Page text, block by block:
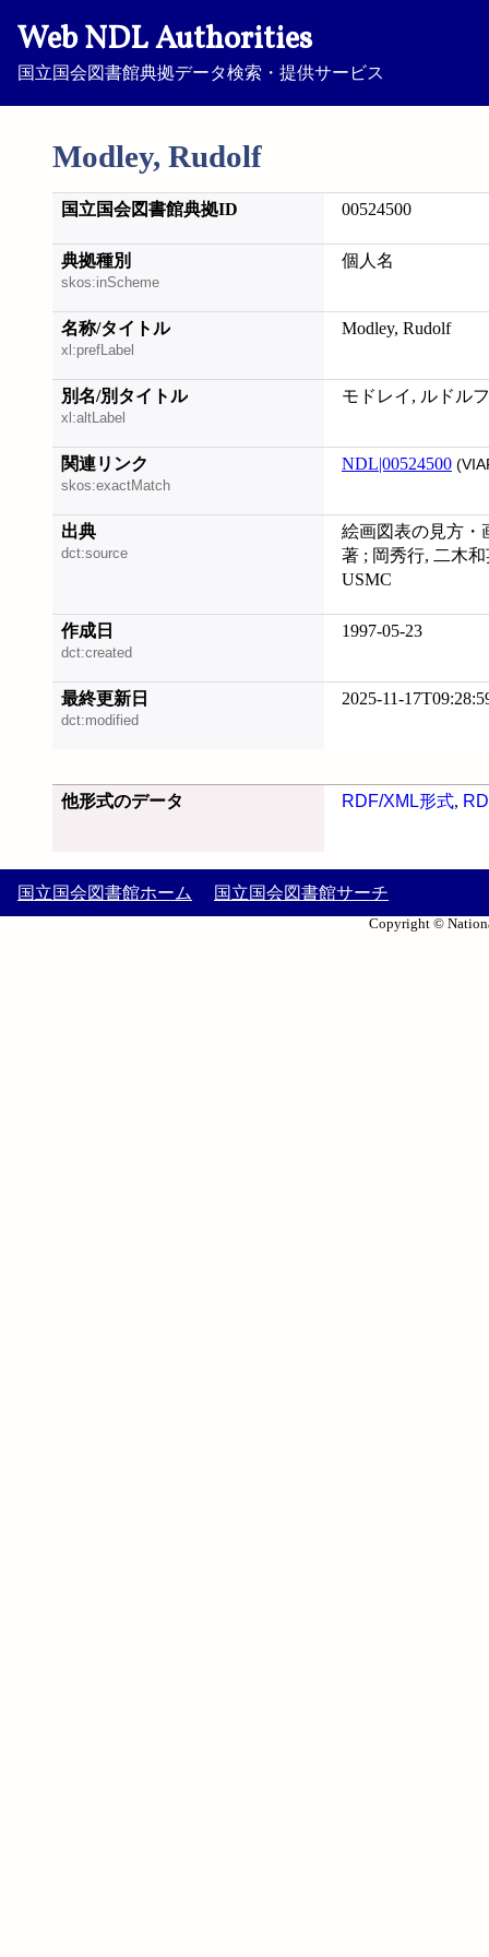
Web NDL Authorities
国立国会図書館典拠データ検索・提供サービス
Modley, Rudolf
国立国会図書館典拠ID 00524500
典拠種別
skos:inScheme
個人名
名称/タイトル
xl:prefLabel
Modley, Rudolf
別名/別タイトル
xl:altLabel
モドレイ, ルドル
関連リンク
skos:exactMatch
NDL|00524500
出典
dct:source
絵画図表の見方・
著 ; 岡秀行, 二木
USMC
作成日
dct:created
1997-05-23
最終更新日
dct:modified
2025-11-
他形式のデータ RDF/XML形式,
国立国会図書館ホーム 国立国会図書館サーチ
Copyright ©